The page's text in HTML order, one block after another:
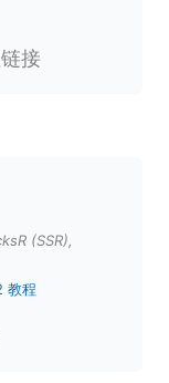
接
(SSR),
教程